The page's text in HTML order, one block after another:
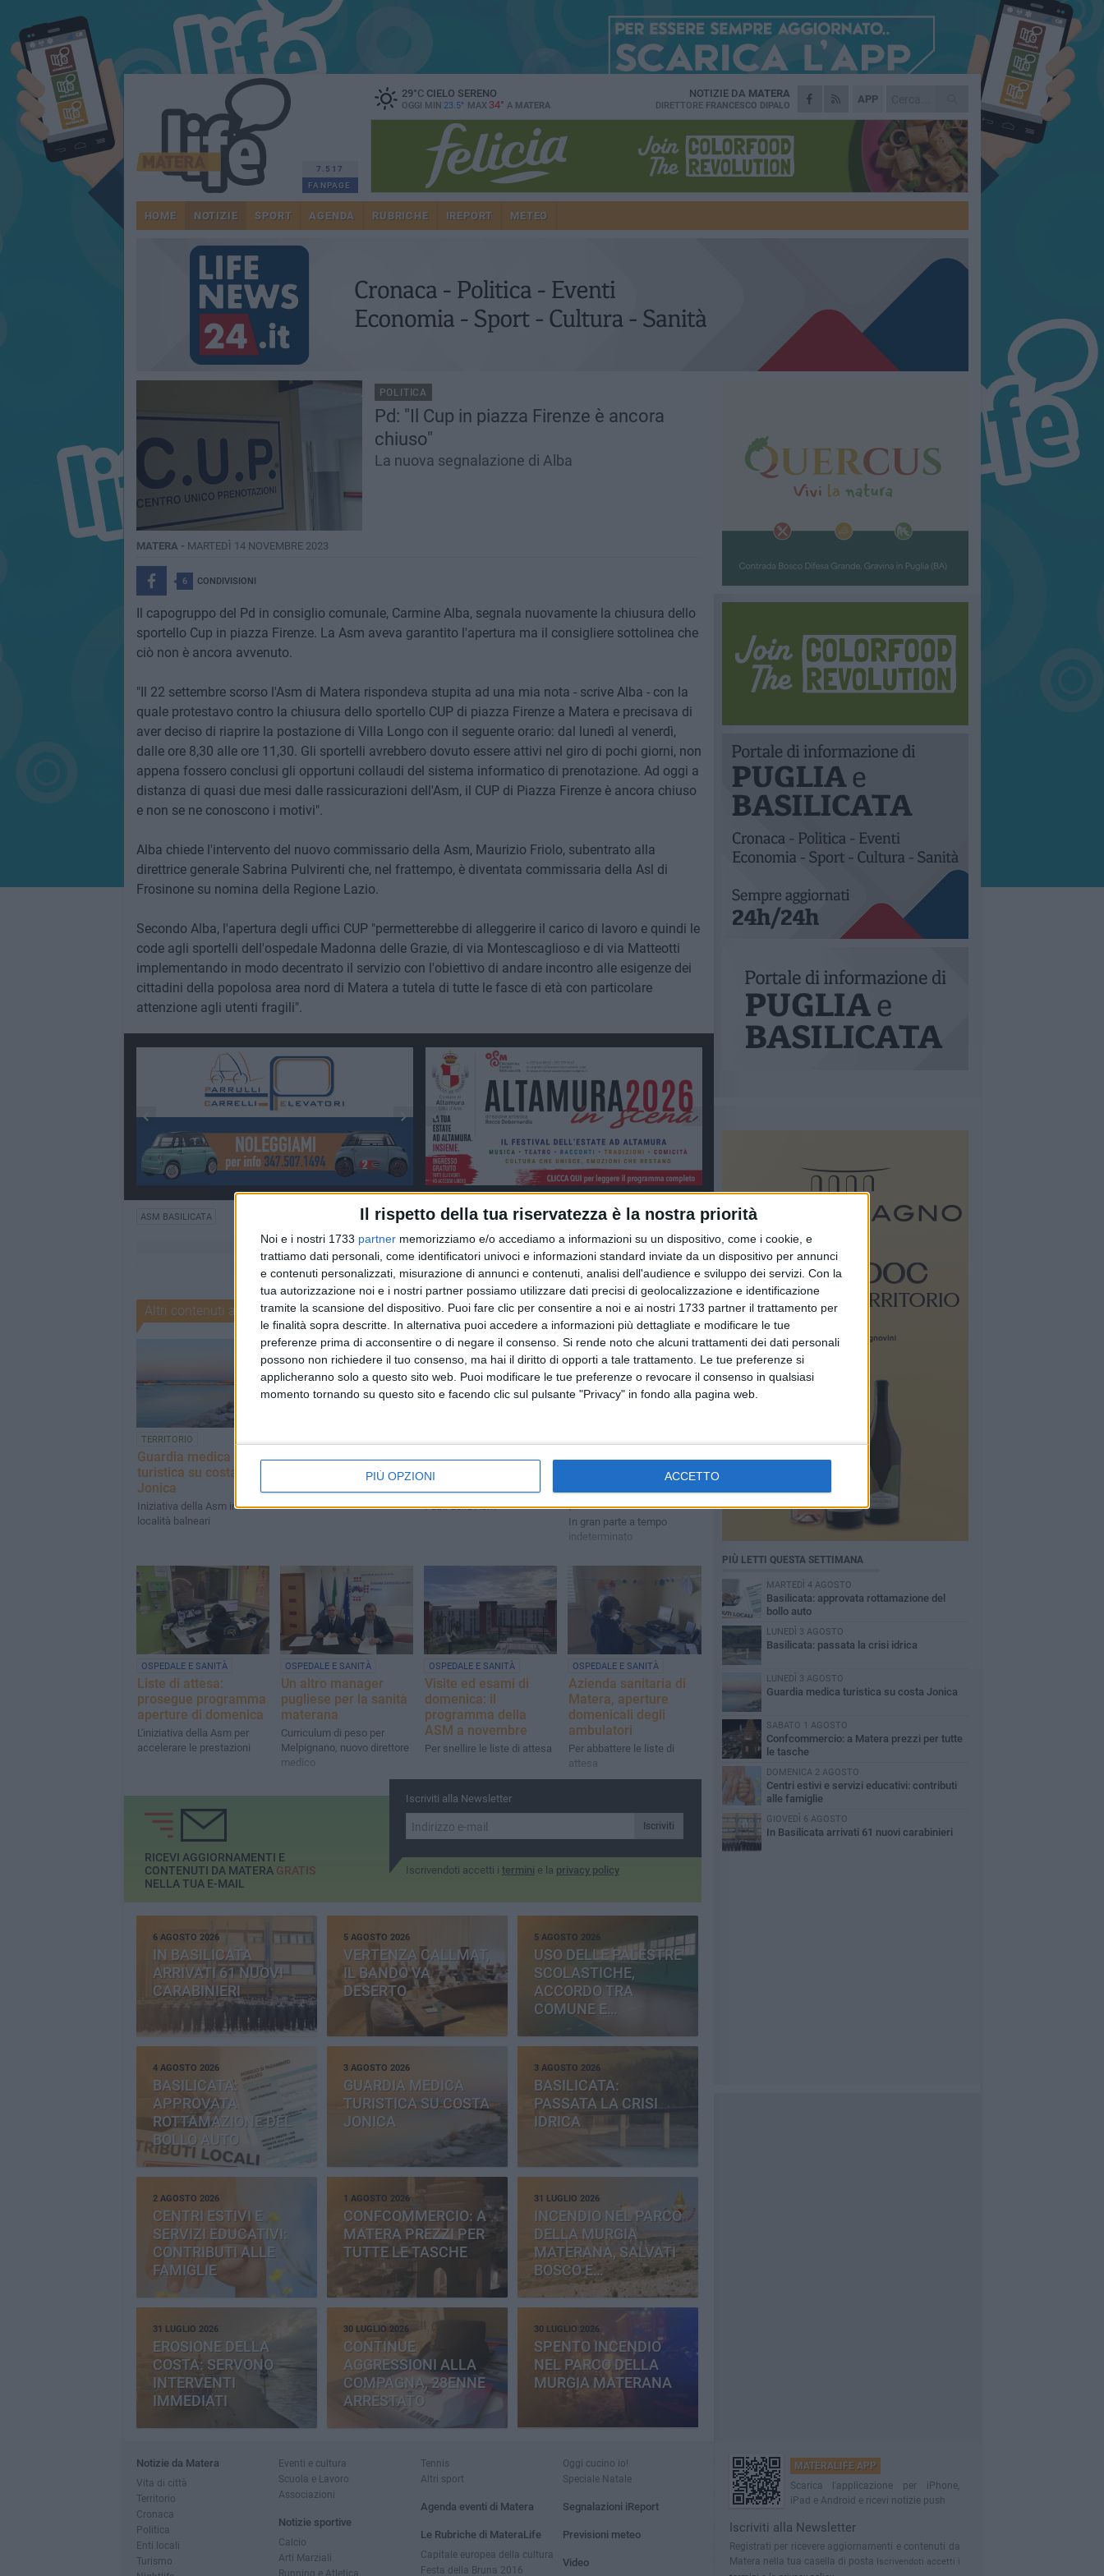
Il rispetto della tua riservatezza è la nostra priorità
Noi e i nostri 1733 partner memorizziamo e/o accediamo a informazioni su un dispositivo, come i cookie, e
trattiamo dati personali, come identificatori univoci e informazioni standard inviate da un dispositivo per annunci
e contenuti personalizzati, misurazione di annunci e contenuti, analisi dell'audience e sviluppo dei servizi. Con la
tua autorizzazione noi e i nostri partner possiamo utilizzare dati precisi di geolocalizzazione e identificazione
tramite la scansione del dispositivo. Puoi fare clic per consentire a noi e ai nostri 1733 partner il trattamento per
le finalità sopra descritte. In alternativa puoi accedere a informazioni più dettagliate e modificare le tue
preferenze prima di acconsentire o di negare il consenso. Si rende noto che alcuni trattamenti dei dati personali
possono non richiedere il tuo consenso, ma hai il diritto di opporti a tale trattamento. Le tue preferenze si
applicheranno solo a questo sito web. Puoi modificare le tue preferenze o revocare il consenso in qualsiasi
momento tornando su questo sito e facendo clic sul pulsante "Privacy" in fondo alla pagina web.
PIÙ OPZIONI ACCETTO
7.517
FANPAGE
29°CCIELO SERENO
OGGI MIN 23.5° MAX 34° A MATERA
APP
NOTIZIE DA MATERA
DIRETTORE FRANCESCO DIPALO
HOME NOTIZIE SPORT AGENDA RUBRICHE IREPORT METEO
POLITICA
Pd: "Il Cup in piazza Firenze è ancora
chiuso"
La nuova segnalazione di Alba
MATERA - MARTEDÌ 14 NOVEMBRE 2023
6 CONDIVISIONI
Il capogruppo del Pd in consiglio comunale, Carmine Alba, segnala nuovamente la chiusura dello
sportello Cup in piazza Firenze. La Asm aveva garantito l'apertura ma il consigliere sottolinea che
ciò non è ancora avvenuto.
"Il 22 settembre scorso l'Asm di Matera rispondeva stupita ad una mia nota - scrive Alba - con la
quale protestavo contro la chiusura dello sportello CUP di piazza Firenze a Matera e precisava di
aver deciso di riaprire la postazione di Villa Longo con il seguente orario: dal lunedì al venerdì,
dalle ore 8,30 alle ore 11,30. Gli sportelli avrebbero dovuto essere attivi nel giro di pochi giorni, non
appena fossero conclusi gli opportuni collaudi del sistema informatico di prenotazione. Ad oggi a
distanza di quasi due mesi dalle rassicurazioni dell'Asm, il CUP di Piazza Firenze è ancora chiuso
e non se ne conoscono i motivi".
Alba chiede l'intervento del nuovo commissario della Asm, Maurizio Friolo, subentrato alla
direttrice generale Sabrina Pulvirenti che, nel frattempo, è diventata commissaria della Asl di
Frosinone su nomina della Regione Lazio.
Secondo Alba, l'apertura degli uffici CUP "permetterebbe di alleggerire il carico di lavoro e quindi le
code agli sportelli dell'ospedale Madonna delle Grazie, di via Montescaglioso e di via Matteotti
implementando in modo decentrato il servizio con l'obiettivo di andare incontro alle esigenze dei
cittadini della popolosa area nord di Matera a tutela di tutte le fasce di età con particolare
attenzione agli utenti fragili".
ASM BASILICATA
Altri contenuti a tema
TERRITORIO
Guardia medica
turistica su costa
Jonica
Iniziativa della Asm in
località balneari
Lavori all'ingresso
Sono previsti disagi per gli
utenti
Liste di attesa:
un'altra domenica con
gli ambulatori aperti
I dati della Asm
Asm: 65 nuovi assunti
tra medici, infermieri,
professionisti
In gran parte a tempo
indeterminato
OSPEDALE E SANITÀ
Liste di attesa:
prosegue programma
aperture di domenica
L'iniziativa della Asm per
accelerare le prestazioni
OSPEDALE E SANITÀ
Un altro manager
pugliese per la sanità
materana
Curriculum di peso per
Melpignano, nuovo direttore
medico
OSPEDALE E SANITÀ
Visite ed esami di
domenica: il
programma della
ASM a novembre
Per snellire le liste di attesa
OSPEDALE E SANITÀ
Azienda sanitaria di
Matera, aperture
domenicali degli
ambulatori
Per abbattere le liste di
attesa
Iscriviti alla Newsletter
Iscriviti
Iscrivendoti accetti i termini e la privacy policy
RICEVI AGGIORNAMENTI E
CONTENUTI DA MATERA GRATIS
NELLA TUA E-MAIL
6 AGOSTO 2026
IN BASILICATA
ARRIVATI 61 NUOVI
CARABINIERI
5 AGOSTO 2026
VERTENZA CALLMAT,
IL BANDO VA
DESERTO
5 AGOSTO 2026
USO DELLE PALESTRE
SCOLASTICHE,
ACCORDO TRA
COMUNE E
PROVINCIA
4 AGOSTO 2026
BASILICATA:
APPROVATA
ROTTAMAZIONE DEL
BOLLO AUTO
3 AGOSTO 2026
GUARDIA MEDICA
TURISTICA SU COSTA
JONICA
3 AGOSTO 2026
BASILICATA:
PASSATA LA CRISI
IDRICA
2 AGOSTO 2026
CENTRI ESTIVI E
SERVIZI EDUCATIVI:
CONTRIBUTI ALLE
FAMIGLIE
1 AGOSTO 2026
CONFCOMMERCIO: A
MATERA PREZZI PER
TUTTE LE TASCHE
31 LUGLIO 2026
INCENDIO NEL PARCO
DELLA MURGIA
MATERANA, SALVATI
BOSCO E
CEMENTERIA
31 LUGLIO 2026
EROSIONE DELLA
COSTA: SERVONO
INTERVENTI
IMMEDIATI
30 LUGLIO 2026
CONTINUE
AGGRESSIONI ALLA
COMPAGNA, 28ENNE
ARRESTATO
30 LUGLIO 2026
SPENTO INCENDIO
NEL PARCO DELLA
MURGIA MATERANA
PIÙ LETTI QUESTA SETTIMANA
MARTEDÌ 4 AGOSTO
Basilicata: approvata rottamazione del
bollo auto
LUNEDÌ 3 AGOSTO
Basilicata: passata la crisi idrica
LUNEDÌ 3 AGOSTO
Guardia medica turistica su costa Jonica
SABATO 1 AGOSTO
Confcommercio: a Matera prezzi per tutte
le tasche
DOMENICA 2 AGOSTO
Centri estivi e servizi educativi: contributi
alle famiglie
GIOVEDÌ 6 AGOSTO
In Basilicata arrivati 61 nuovi carabinieri
Notizie da Matera
Vita di città
Territorio
Cronaca
Politica
Enti locali
Turismo
Eventi e cultura
Scuola e Lavoro
Associazioni
Notizie sportive
Calcio
Arti Marziali
Running e Atletica
Tennis
Altri sport
Agenda eventi di Matera
Le Rubriche di MateraLife
Capitale europea della cultura
Festa della Bruna 2016
Oggi cucino io!
Speciale Natale
Segnalazioni iReport
Previsioni meteo
Video
MATERALIFE APP
Scarica l'applicazione per iPhone,
iPad e Android e ricevi notizie push
Iscriviti alla Newsletter
Registrati per ricevere aggiornamenti e contenuti da
Matera nella tua casella di posta
Iscrivendoti accetti i